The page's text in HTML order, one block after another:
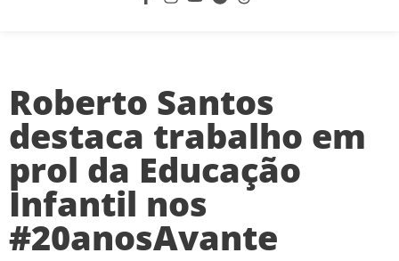
Roberto Santos
destaca trabalho em
prol da Educação
Infantil nos
#20anosAvante